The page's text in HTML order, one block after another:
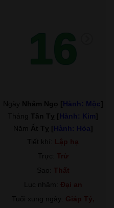
16
Ngày Nhâm Ngọ [Hành: Mộc]
Tháng Tân Tỵ [Hành: Kim]
Năm Ất Tỵ [Hành: Hỏa]
Tiết khí: Lập hạ
Trực: Trừ
Sao: Thất
Lục nhâm: Đại an
Tuổi xung ngày: Giáp Tý,